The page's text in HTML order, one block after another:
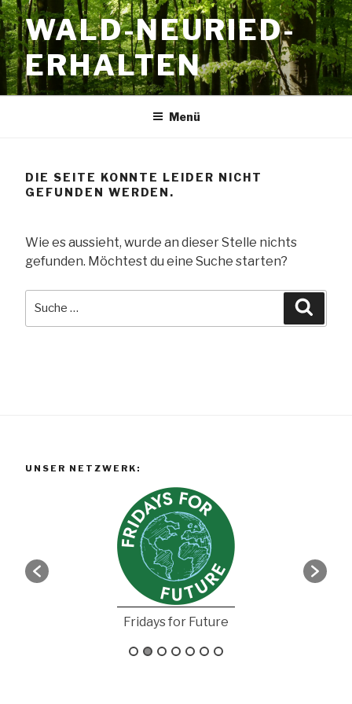
Zum
Inhalt
springenWALD-NEURIED-
ERHALTEN
Menü
DIE SEITE KONNTE LEIDER NICHT
GEFUNDEN WERDEN.
Wie es aussieht, wurde an dieser Stelle nichts
gefunden. Möchtest du eine Suche starten?
UNSER NETZWERK:
Fridays for Future